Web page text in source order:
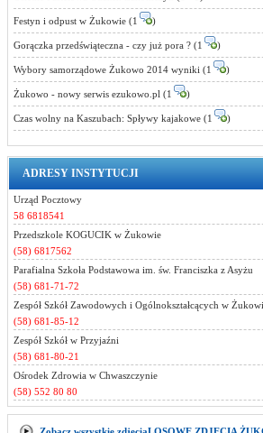
Festyn i odpust w Żukowie (1 )
Gorączka przedświąteczna - czy już pora ? (1 )
Wybory samorządowe Żukowo 2014 wyniki (1 )
Żukowo - nowy serwis ezukowo.pl (1 )
Czas wolny na Kaszubach: Spływy kajakowe (1 )
ADRESY INSTYTUCJI
Urząd Pocztowy
58 6818541
Przedszkole KOGUCIK w Żukowie
(58) 6817562
Parafialna Szkoła Podstawowa im. św. Franciszka z Asyżu
(58) 681-71-72
Zespół Szkół Zawodowych i Ogólnokształcących w
(58) 681-85-12
Zespół Szkół w Przyjaźni
(58) 681-80-21
Ośrodek Zdrowia w Chwaszczynie
(58) 552 80 80